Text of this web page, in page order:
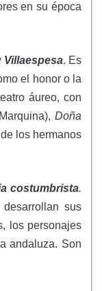
en su época
Villaespesa. Es
el honor o la
áureo, con
Doña
los hermanos
costumbrista.
sus
los personajes
andaluza. Son